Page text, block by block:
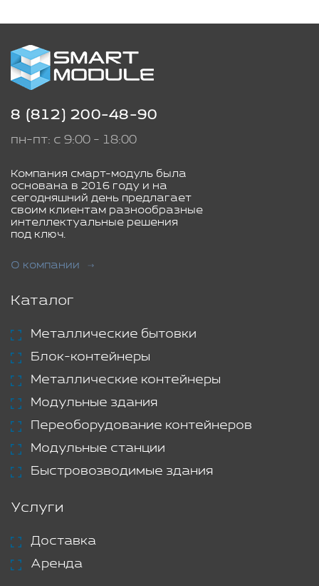
8 (812) 200-48-90
пн-пт: с 9:00 - 18:00
Компания смарт-модуль была
основана в 2016 году и на
сегодняшний день предлагает
своим клиентам разнообразные
интеллектуальные решения
под ключ.
О компании
Каталог
Металлические бытовки
Блок-контейнеры
Металлические контейнеры
Модульные здания
Переоборудование контейнеров
Модульные станции
Быстровозводимые здания
Услуги
Доставка
Аренда